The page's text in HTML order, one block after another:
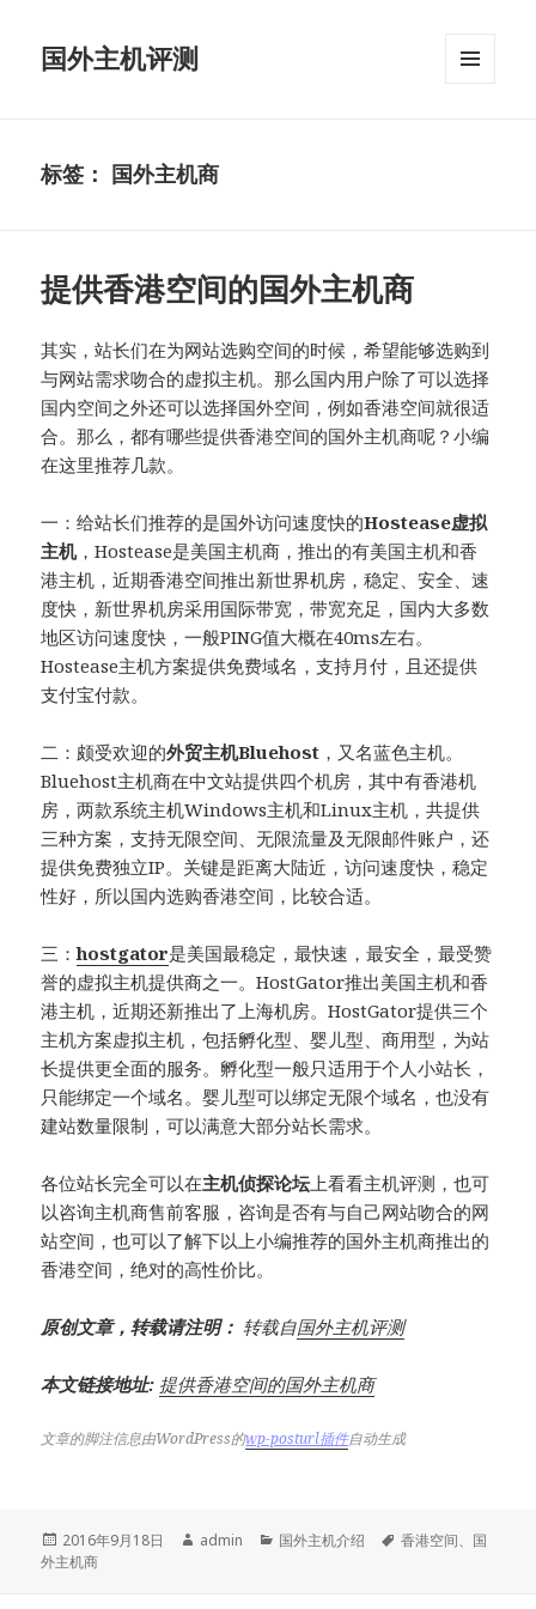
国外主机评测
标签： 国外主机商
提供香港空间的国外主机商
其实，站长们在为网站选购空间的时候，希望能够选购到
与网站需求吻合的虚拟主机。那么国内用户除了可以选择
国内空间之外还可以选择国外空间，例如香港空间就很适
合。那么，都有哪些提供香港空间的国外主机商呢？小编
在这里推荐几款。
一：给站长们推荐的是国外访问速度快的Hostease虚拟
主机，Hostease是美国主机商，推出的有美国主机和香
港主机，近期香港空间推出新世界机房，稳定、安全、速
度快，新世界机房采用国际带宽，带宽充足，国内大多数
地区访问速度快，一般PING值大概在40ms左右。
Hostease主机方案提供免费域名，支持月付，且还提供
支付宝付款。
二：颇受欢迎的外贸主机Bluehost ，又名蓝色主机。
Bluehost主机商在中文站提供四个机房，其中有香港机
房，两款系统主机Windows主机和Linux主机，共提供
三种方案，支持无限空间、无限流量及无限邮件账户，还
提供免费独立IP。关键是距离大陆近，访问速度快，稳定
性好，所以国内选购香港空间，比较合适。
三：hostgator是美国最稳定，最快速，最安全，最受赞
誉的虚拟主机提供商之一。HostGator推出美国主机和香
港主机，近期还新推出了上海机房。HostGator提供三个
主机方案虚拟主机，包括孵化型、婴儿型、商用型，为站
长提供更全面的服务。孵化型一般只适用于个人小站长，
只能绑定一个域名。婴儿型可以绑定无限个域名，也没有
建站数量限制，可以满意大部分站长需求。
各位站长完全可以在主机侦探论坛上看看主机评测，也可
以咨询主机商售前客服，咨询是否有与自己网站吻合的网
站空间，也可以了解下以上小编推荐的国外主机商推出的
香港空间，绝对的高性价比。
原创文章，转载请注明： 转载自国外主机评测
本文链接地址: 提供香港空间的国外主机商
文章的脚注信息由WordPress的wp-posturl插件自动生成
发
布
2016年9月18日
作
admin
分
国外主机介绍
标
香港空间、 国
外主机商